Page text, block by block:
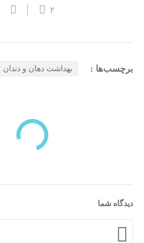
۲
برچسب‌ها : بهداشت دهان و دندان
دسته‌بندی‌های منتخب برای شما
دیدگاه شما